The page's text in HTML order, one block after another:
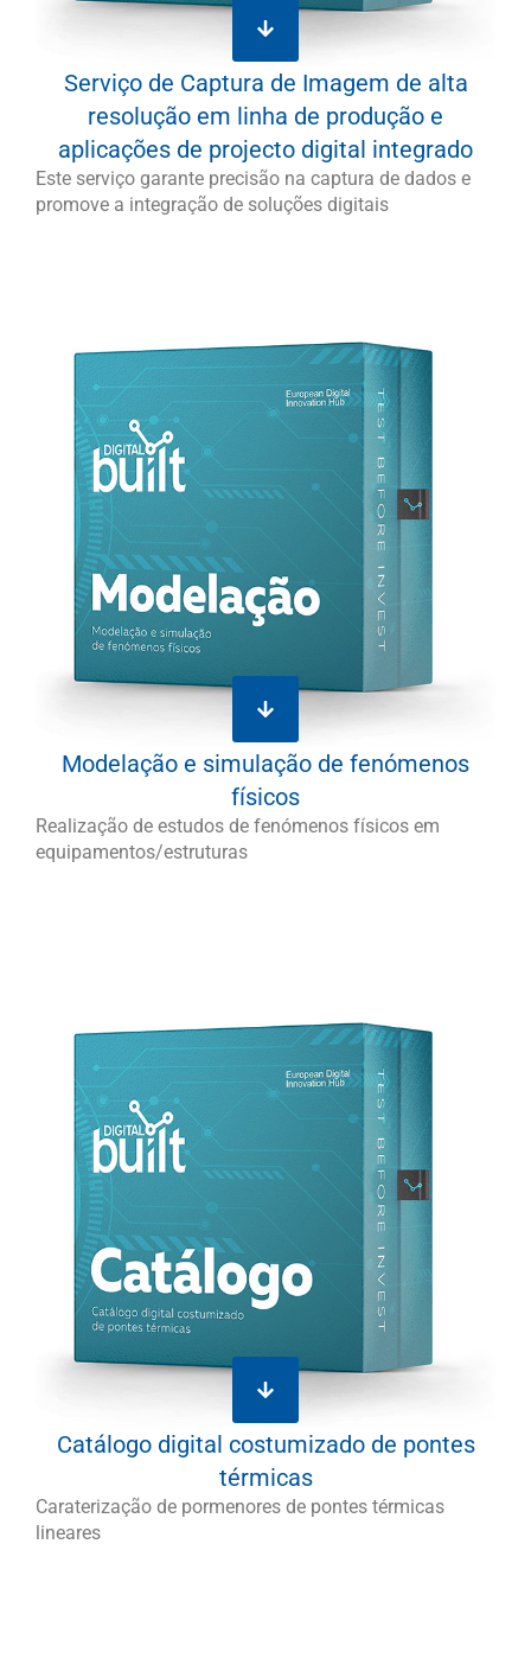
Serviço de Captura de Imagem de alta
resolução em linha de produção e
aplicações de projecto digital integrado
Este serviço garante precisão na captura de dados e
promove a integração de soluções digitais
Modelação e simulação de fenómenos
físicos
Realização de estudos de fenómenos físicos em
equipamentos/estruturas
Catálogo digital costumizado de pontes
térmicas
Caraterização de pormenores de pontes térmicas
lineares